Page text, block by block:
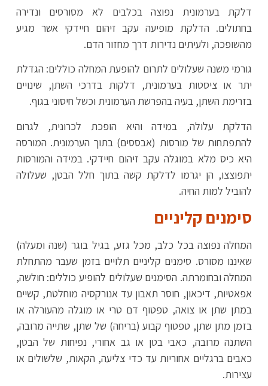
דלקת בערמונית נפוצה בכלבים לא מסורסים ונדירה
בחתולים. הדלקת מופיעה עקב זיהום חיידקי אשר מגיע
מהשופכה, ולעיתים נדירות דרך מחזור הדם.
גורמי משנה שעלולים לתרום להופעת המחלה כוללים: הגדלת
יתר או ציסטות בערמונית, דלקות בדרכי השתן, שינויים
בזרימת השתן, בעיה בהפרשת הערמונית וכשל חיסוני בגוף.
הדלקת עלולה, במידה והיא הופכת לכרונית, לגרום
להתפתחות של מורסות (אבססים) בתוך הערמונית. המורסה
היא כיס מלא במוגלה עקב זיהום חיידקי. במידה והמורסות
יתפוצצו, הן יגרמו לדלקת קשה בתוך חלל הבטן, שעלולה
להוביל למות החיה.
סימנים קליניים
המחלה נפוצה בכל כלב, מכל גזע, בגיל בוגר (שנה ומעלה)
שאיננו מסורס. סימנים קליניים תלויים בזמן שעבר מהתחלת
המחלה ובחומרתה. הסימנים שעלולים להופיע כוללים: חולשה,
אפאטיות, דיכאון, חוסר תאבון עד אנורקסיה מוחלטת, קשיים
במתן שתן או צואה, טפטוף דם טרי או מוגלה מהעורלה או
בזמן מתן שתן, טפטוף קבוע (בריחה) של שתן, שתייה מרובה,
השתנה מרובה, כאבי בטן או גב אחורי, נפיחות של הבטן,
כאבים ברגליים אחוריות עד כדי צליעה, הקאות, שלשולים או
עצירות.